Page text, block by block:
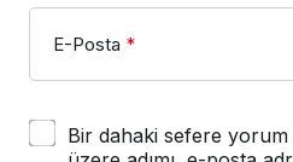
E-Posta *
Bir dahaki sefere yorum